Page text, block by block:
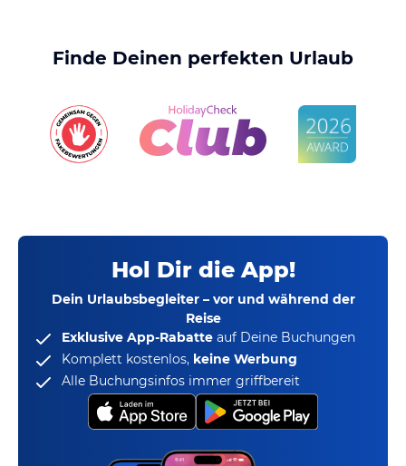
Finde Deinen perfekten Urlaub
Hol Dir die App!
Dein Urlaubsbegleiter – vor und während der
Reise
Exklusive App-Rabatte auf Deine Buchungen
Komplett kostenlos, keine Werbung
Alle Buchungsinfos immer griffbereit